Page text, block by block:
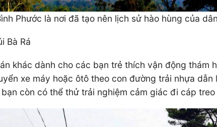
Phước là nơi đã tạo nên lịch sử hào hùng của
Bà Rá
khác dành cho các bạn trẻ thích vận động thám
xe máy hoặc ôtô theo con đường trải nhựa
còn có thể thử trải nghiệm cảm giác đi cáp treo